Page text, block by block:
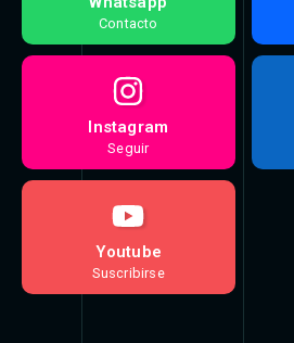
Contacto
Instagram
Seguir
Youtube
Suscribirse